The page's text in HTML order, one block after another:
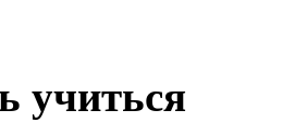
учиться